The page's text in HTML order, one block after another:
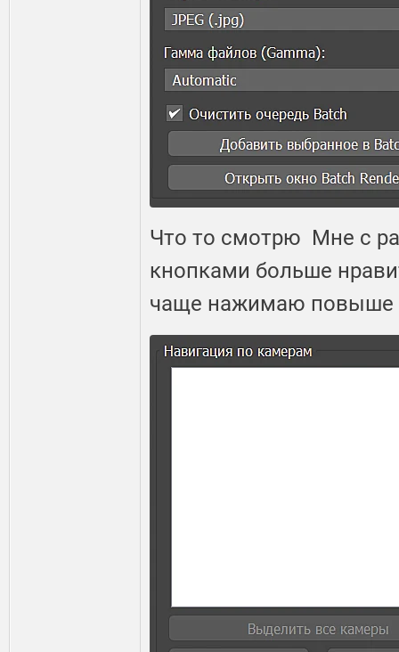
Что то смотрю Мне с
кнопками больше
чаще нажимаю повыше